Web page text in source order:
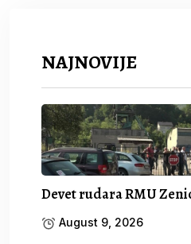
NAJNOVIJE
Devet rudara RMU
August 9, 2026